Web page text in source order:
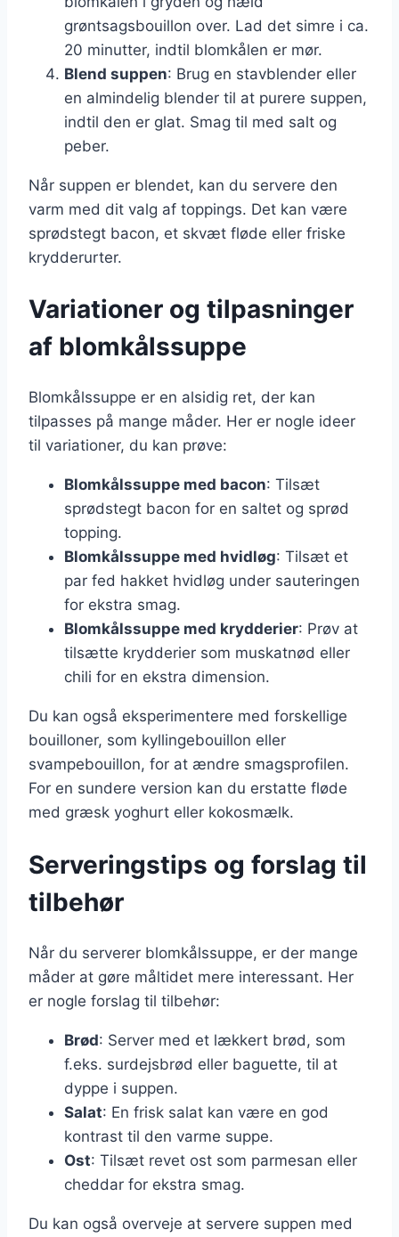
grøntsagsbouillon over. Lad det simre i ca.
20 minutter, indtil blomkålen er mør.
Blend suppen: Brug en stavblender eller
en almindelig blender til at purere suppen,
indtil den er glat. Smag til med salt og
peber.
Når suppen er blendet, kan du servere den
varm med dit valg af toppings. Det kan være
sprødstegt bacon, et skvæt fløde eller friske
krydderurter.
Variationer og tilpasninger
af blomkålssuppe
Blomkålssuppe er en alsidig ret, der kan
tilpasses på mange måder. Her er nogle ideer
til variationer, du kan prøve:
Blomkålssuppe med bacon: Tilsæt
sprødstegt bacon for en saltet og sprød
topping.
Blomkålssuppe med hvidløg: Tilsæt et
par fed hakket hvidløg under sauteringen
for ekstra smag.
Blomkålssuppe med krydderier: Prøv at
tilsætte krydderier som muskatnød eller
chili for en ekstra dimension.
Du kan også eksperimentere med forskellige
bouilloner, som kyllingebouillon eller
svampebouillon, for at ændre smagsprofilen.
For en sundere version kan du erstatte fløde
med græsk yoghurt eller kokosmælk.
Serveringstips og forslag til
tilbehør
Når du serverer blomkålssuppe, er der mange
måder at gøre måltidet mere interessant. Her
er nogle forslag til tilbehør:
Brød: Server med et lækkert brød, som
f.eks. surdejsbrød eller baguette, til at
dyppe i suppen.
Salat: En frisk salat kan være en god
kontrast til den varme suppe.
Ost: Tilsæt revet ost som parmesan eller
cheddar for ekstra smag.
Du kan også overveje at servere suppen med